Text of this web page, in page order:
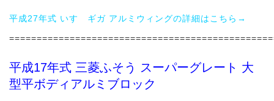
平成27年式 いすゞギガ アルミウィングの詳細はこちら→
平成17年式 三菱ふそう スーパーグレート 大
型平ボディアルミブロック